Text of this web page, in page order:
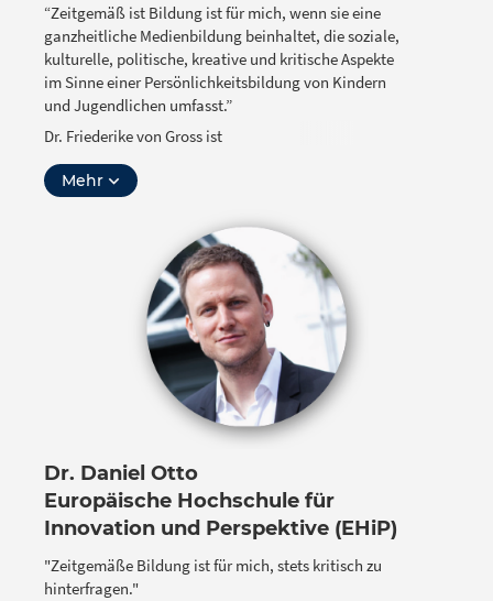
“Zeitgemäß ist Bildung ist für mich, wenn sie eine
ganzheitliche Medienbildung beinhaltet, die soziale,
kulturelle, politische, kreative und kritische Aspekte
im Sinne einer Persönlichkeitsbildung von Kindern
und Jugendlichen umfasst.”
Dr. Friederike von Gross ist
Erziehungswissenschaftlerin und seit vielen Jahre in
Wissenschaft und Praxis der Medienbildung aktiv. Sie
sie als Geschäftsführerin in die Gesellschaft für
Medienpädagogik und Kommunikationskultur (GMK)
Mehr
Dr. Daniel Otto
Europäische Hochschule für
Innovation und Perspektive (EHiP)
"Zeitgemäße Bildung ist für mich, stets kritisch zu
hinterfragen."